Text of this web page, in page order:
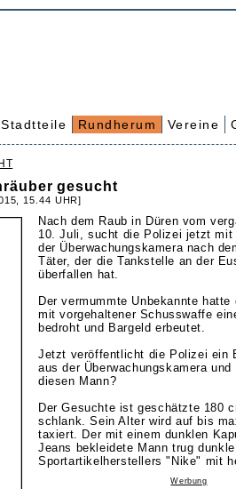
Stadtteile Rundherum Vereine
gesucht
15.44 UHR]
Nach dem Raub in Düren vom
10. Juli, sucht die Polizei jetzt mit
der Überwachungskamera nach
Täter, der die Tankstelle an der
überfallen hat.
Der vermummte Unbekannte hatte
mit vorgehaltener Schusswaffe
bedroht und Bargeld erbeutet.
Jetzt veröffentlicht die Polizei ein
aus der Überwachungskamera
diesen Mann?
Der Gesuchte ist geschätzte 180
schlank. Sein Alter wird auf bis
taxiert. Der mit einem dunklen
Jeans bekleidete Mann trug
Sportartikelherstellers "Nike" mit
Werbung